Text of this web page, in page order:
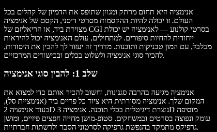
אנימציה היא תחום מרתק ומגוון שתופס את הדמיון של קהלים בכל
העולם. זו יכולה להיות ההקסמות מסרטי דיסני, הקסם של אנימציה
מצוירת ביד, או הריאליזם של CGI בסרטי קולנוע — לאנימציה יש יכולת
ייחודית להחיות סיפורים. למתחילים, עולם האנימציה יכול להיראות
מבלבל, עם המון טכניקות ותוכנות. מדריך זה יעזור לך להבין את היסודות,
להכיר סוגי אנימציה ולשלוט בכלים ובכישורים המרכזיים.
שלב 1: להבין סוגי אנימציה
אנימציה מגיעה בהרבה סגנונות, וחשוב להכיר אותם כדי למצוא את
המקום שלך. אנימציה מסורתית היא ציור כל פריים ביד (אנימציית סל),
בעוד אנימציה 2D נוצרת דיגיטלית בכלי תוכנה. אנימציה 3D מוסיפה
עומק ונפוצה בסרטים ובמשחקים. סטופ-מושן מחייה חפצים פיזיים, ומושן
גרפיקס מתמקד בהנפשת גרפיקה לסרטוני הסבר ולרשתות חברתיות.